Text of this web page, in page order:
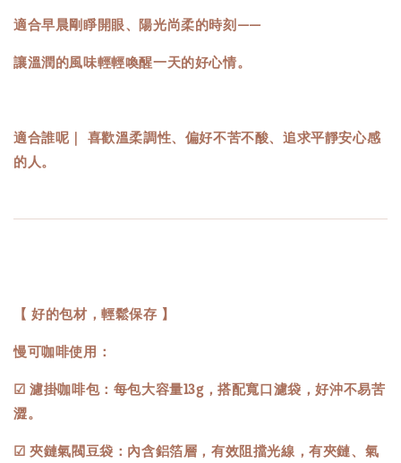
適合早晨剛睜開眼、陽光尚柔的時刻——
讓溫潤的風味輕輕喚醒一天的好心情。
適合誰呢｜ 喜歡溫柔調性、偏好不苦不酸、追求平靜安心感
的人。
【 好的包材，輕鬆保存 】
慢可咖啡使用：
☑ 濾掛咖啡包：每包大容量13g，搭配寬口濾袋，好沖不易苦
澀。
☑ 夾鏈氣閥豆袋：內含鋁箔層，有效阻擋光線，有夾鏈、氣